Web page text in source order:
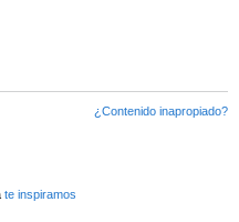
¿Contenido inapropiado?
te inspiramos